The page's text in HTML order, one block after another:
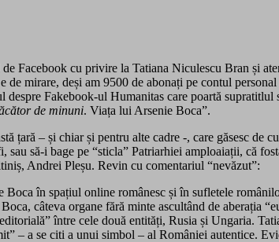
Facebook cu privire la Tatiana Niculescu Bran și
mirare, deși am 9500 de abonați pe contul
Fakebook-ul Humanitas care poartă
de minuni. Viața lui Arsenie Boca”.
țară – și chiar și pentru alte cadre -, care găsesc de
să-i bage pe “sticla” Patriarhiei amploaiații, că
Andrei Pleșu. Revin cu comentariul “nevăzut”:
în spațiul online românesc și în sufletele
câteva organe fără minte ascultând de aberația
între cele două entități, Rusia și Ungaria.
– a se citi a unui simbol – al României autentice.